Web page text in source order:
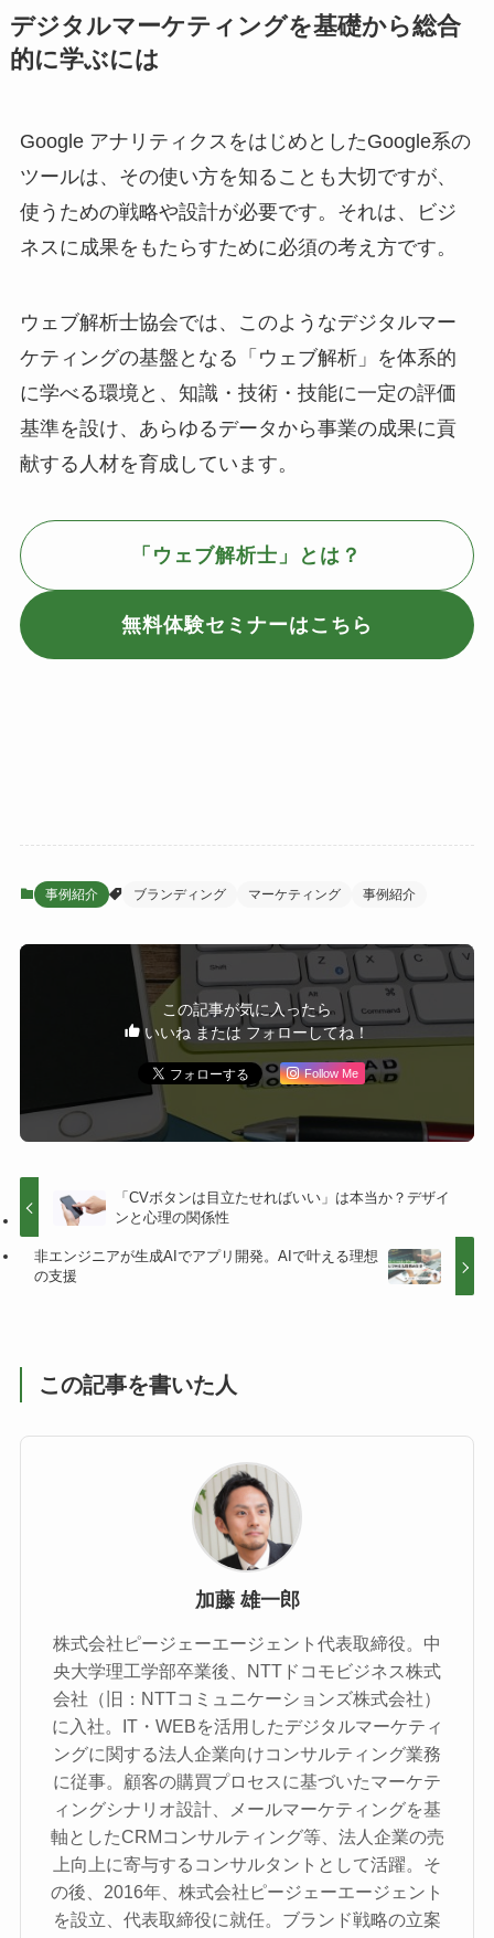
デジタルマーケティングを基礎から総合
的に学ぶには
Google アナリティクスをはじめとしたGoogle系の
ツールは、その使い方を知ることも大切ですが、
使うための戦略や設計が必要です。それは、ビジ
ネスに成果をもたらすために必須の考え方です。
ウェブ解析士協会では、このようなデジタルマー
ケティングの基盤となる「ウェブ解析」を体系的
に学べる環境と、知識・技術・技能に一定の評価
基準を設け、あらゆるデータから事業の成果に貢
献する人材を育成しています。
「ウェブ解析士」とは？
無料体験セミナーはこちら
事例紹介 ブランディング マーケティング 事例紹介
この記事が気に入ったら
いいね または フォローしてね！
Follow Me
「CVボタンは目立たせればいい」は本当か？デザイ
ンと心理の関係性
非エンジニアが生成AIでアプリ開発。AIで叶える理想
の支援
この記事を書いた人
加藤 雄一郎
株式会社ピージェーエージェント代表取締役。中
央大学理工学部卒業後、NTTドコモビジネス株式
会社（旧：NTTコミュニケーションズ株式会社）
に入社。IT・WEBを活用したデジタルマーケティ
ングに関する法人企業向けコンサルティング業務
に従事。顧客の購買プロセスに基づいたマーケテ
ィングシナリオ設計、メールマーケティングを基
軸としたCRMコンサルティング等、法人企業の売
上向上に寄与するコンサルタントとして活躍。そ
の後、2016年、株式会社ピージェーエージェント
を設立、代表取締役に就任。ブランド戦略の立案